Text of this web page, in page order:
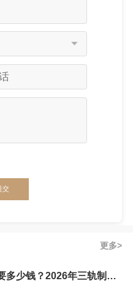
交
更多
希腊移民要多少钱？2026年三轨制80万/40万/25万欧元购房门槛详解